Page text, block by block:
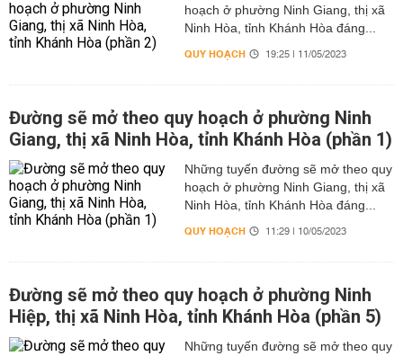
hoạch ở phường Ninh Giang, thị xã
Ninh Hòa, tỉnh Khánh Hòa đáng...
QUY HOẠCH 19:25 | 11/05/2023
Đường sẽ mở theo quy hoạch ở phường Ninh
Giang, thị xã Ninh Hòa, tỉnh Khánh Hòa (phần 1)
Những tuyến đường sẽ mở theo quy
hoạch ở phường Ninh Giang, thị xã
Ninh Hòa, tỉnh Khánh Hòa đáng...
QUY HOẠCH 11:29 | 10/05/2023
Đường sẽ mở theo quy hoạch ở phường Ninh
Hiệp, thị xã Ninh Hòa, tỉnh Khánh Hòa (phần 5)
Những tuyến đường sẽ mở theo quy